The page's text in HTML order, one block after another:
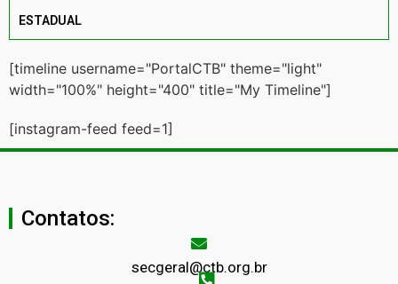
ESTADUAL
[timeline username="PortalCTB" theme="light"
width="100%" height="400" title="My Timeline"]
[instagram-feed feed=1]
Contatos:
secgeral@ctb.org.br